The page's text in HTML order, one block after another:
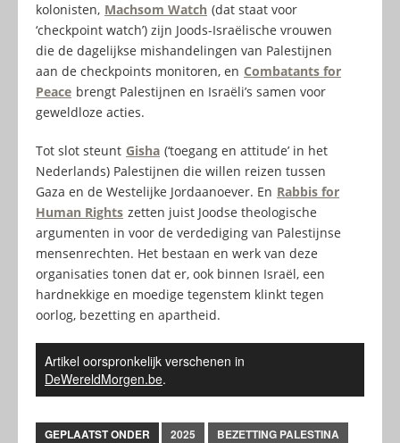
kolonisten, Machsom Watch (dat staat voor
‘checkpoint watch’) zijn Joods-Israëlische vrouwen
die de dagelijkse mishandelingen van Palestijnen
aan de checkpoints monitoren, en Combatants for
Peace brengt Palestijnen en Israëli’s samen voor
geweldloze acties.
Tot slot steunt Gisha (‘toegang en attitude’ in het
Nederlands) Palestijnen die willen reizen tussen
Gaza en de Westelijke Jordaanoever. En Rabbis for
Human Rights zetten juist Joodse theologische
argumenten in voor de verdediging van Palestijnse
mensenrechten. Het bestaan en werk van deze
organisaties tonen dat er, ook binnen Israël, een
hardnekkige en moedige tegenstem klinkt tegen
oorlog, bezetting en apartheid.
Artikel oorspronkelijk verschenen in
DeWereldMorgen.be.
GEPLAATST ONDER 2025
BEZETTING PALESTINA